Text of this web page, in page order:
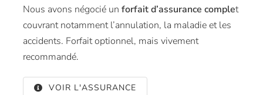
Nous avons négocié un forfait d’assurance complet
couvrant notamment l’annulation, la maladie et les
accidents. Forfait optionnel, mais vivement
recommandé.
VOIR L'ASSURANCE